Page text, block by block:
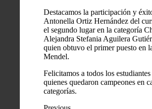
Destacamos la participación y
Antonella Ortiz Hernández del
el segundo lugar en la categoría
Alejandra Stefania Aguilera
quien obtuvo el primer puesto en
Mendel.
Felicitamos a todos los
quienes quedaron campeones en
categorías.